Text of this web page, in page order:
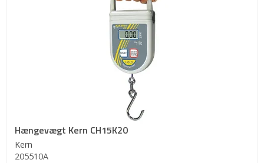
Hængevægt Kern CH15K20
Kern
205510A